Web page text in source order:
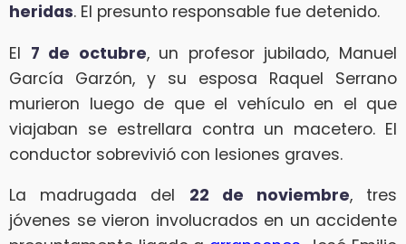
heridas. El presunto responsable fue detenido.
El 7 de octubre, un profesor jubilado, Manuel
García Garzón, y su esposa Raquel Serrano
murieron luego de que el vehículo en el que
viajaban se estrellara contra un macetero. El
conductor sobrevivió con lesiones graves.
La madrugada del 22 de noviembre, tres
jóvenes se vieron involucrados en un accidente